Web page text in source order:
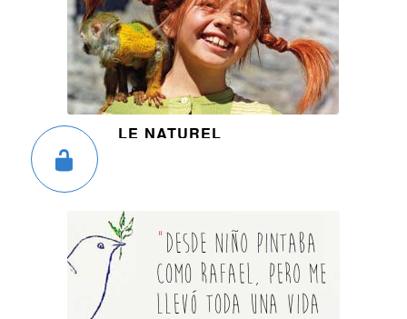
LE NATUREL